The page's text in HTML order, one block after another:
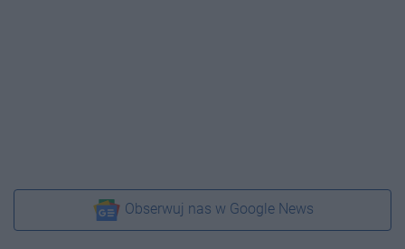
Obserwuj nas w Google News